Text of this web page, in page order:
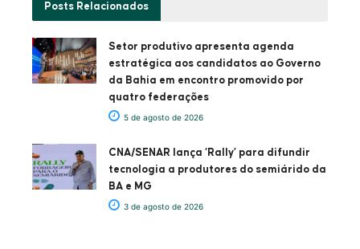
Posts Relacionados
Setor produtivo apresenta agenda
estratégica aos candidatos ao Governo
da Bahia em encontro promovido por
quatro federações
5 de agosto de 2026
CNA/SENAR lança ‘Rally’ para difundir
tecnologia a produtores do semiárido da
BA e MG
3 de agosto de 2026